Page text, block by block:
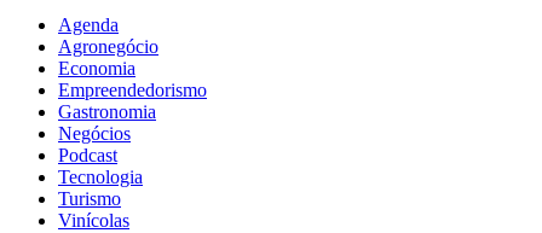
Agenda
Agronegócio
Economia
Empreendedorismo
Gastronomia
Negócios
Podcast
Tecnologia
Turismo
Vinícolas